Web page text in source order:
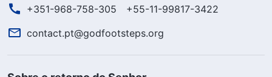
+351-968-758-305
+55-11-99817-3422
contact.pt@godfootsteps.org